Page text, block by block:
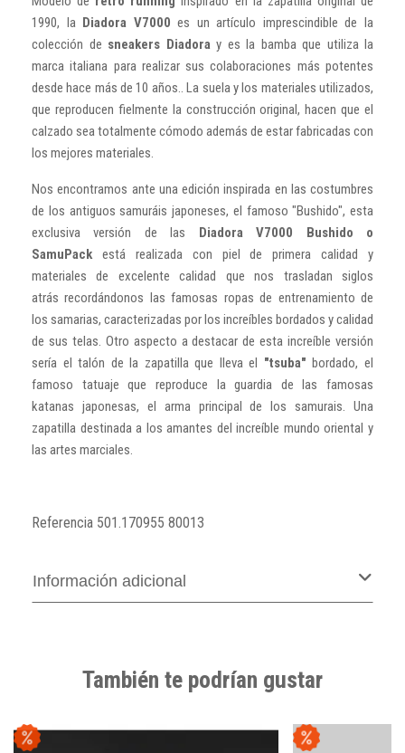
1990, la Diadora V7000 es un artículo imprescindible de la
colección de sneakers Diadoray es la bamba que utiliza la
marca italiana para realizar sus colaboraciones más potentes
desde hace más de 10 años.. La suela y los materiales utilizados,
que reproducen fielmente la construcción original, hacen que el
calzado sea totalmente cómodo además de estar fabricadas con
los mejores materiales.
Nos encontramos ante una edición inspirada en las costumbres
de los antiguos samuráis japoneses, el famoso "Bushido", esta
exclusiva versión de las Diadora V7000 Bushido o
SamuPackestá realizada con piel de primera calidad y
materiales de excelente calidad que nos trasladan siglos
atrás recordándonos las famosas ropas de entrenamiento de
los samarias, caracterizadas por los increíbles bordados y calidad
de sus telas. Otro aspecto a destacar de esta increíble versión
sería el talón de la zapatilla que lleva el "tsuba" bordado, el
famoso tatuaje que reproduce la guardia de las famosas
katanas japonesas, el arma principal de los samurais. Una
zapatilla destinada a los amantes del increíble mundo oriental y
las artes marciales.
Referencia 501.170955 80013
Información adicional
También te podrían gustar